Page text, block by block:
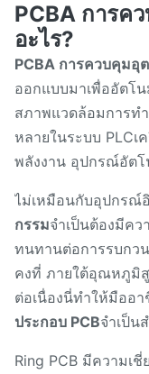
PCBA การค
อะไร?
PCBA การควบคุมอุ
ออกแบบมาเพื่ออัตโ
สภาพแวดล้อมการทํ
หลายในระบบ PLC
พลังงาน อุปกรณ์อัต
ไม่เหมือนกับอุปกรณ์
กรรมจําเป็นต้องมีค
ทนทานต่อการรบกว
คงที่ ภายใต้อุณหภูมิ
ต่อเนื่องนี่ทําให้มืออ
ประกอบ PCBจําเป็น
Ring PCB มีความเ